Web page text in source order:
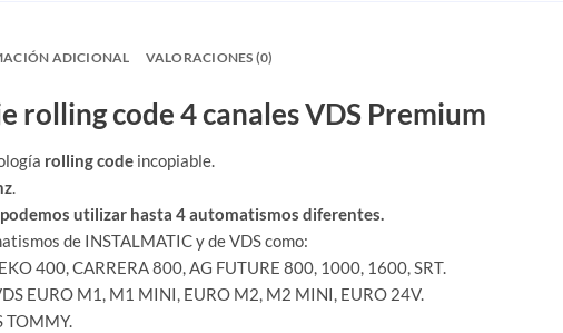
ADICIONAL VALORACIONES (0)
rolling code 4 canales VDS Premium
rolling code incopiable.
.
podemos utilizar hasta 4 automatismos diferentes.
de INSTALMATIC y de VDS como:
400, CARRERA 800, AG FUTURE 800, 1000, 1600, SRT.
EURO M1, M1 MINI, EURO M2, M2 MINI, EURO 24V.
TOMMY.